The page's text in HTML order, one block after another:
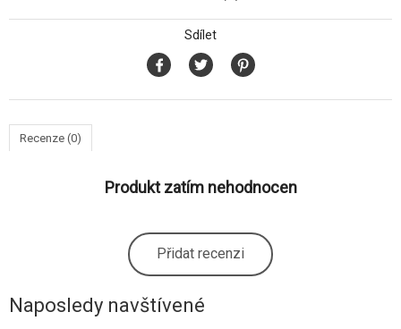
Sdílet
Recenze (0)
Produkt zatím nehodnocen
Přidat recenzi
Naposledy navštívené